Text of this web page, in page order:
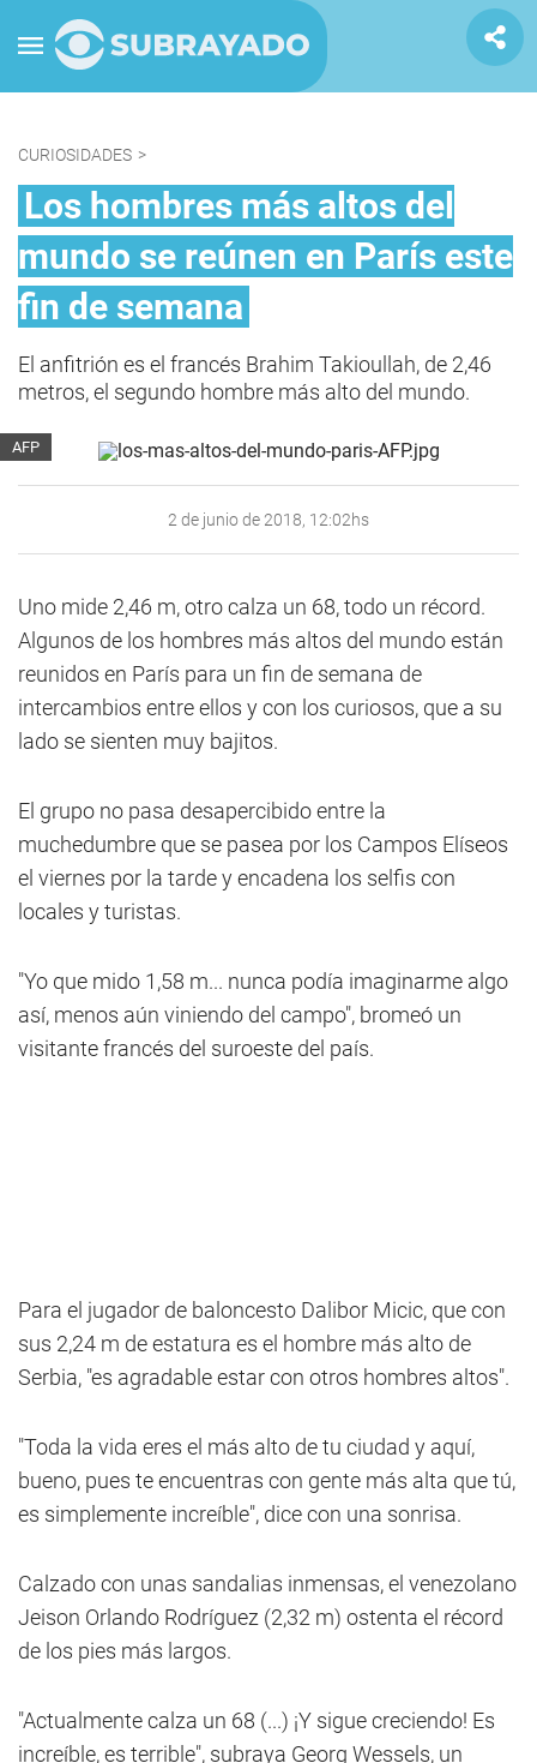
CURIOSIDADES >
Los hombres más altos del
mundo se reúnen en París este
fin de semana
El anfitrión es el francés Brahim Takioullah, de 2,46
metros, el segundo hombre más alto del mundo.
AFP
2 de junio de 2018, 12:02hs
Uno mide 2,46 m, otro calza un 68, todo un récord.
Algunos de los hombres más altos del mundo están
reunidos en París para un fin de semana de
intercambios entre ellos y con los curiosos, que a su
lado se sienten muy bajitos.
El grupo no pasa desapercibido entre la
muchedumbre que se pasea por los Campos Elíseos
el viernes por la tarde y encadena los selfis con
locales y turistas.
"Yo que mido 1,58 m... nunca podía imaginarme algo
así, menos aún viniendo del campo", bromeó un
visitante francés del suroeste del país.
Para el jugador de baloncesto Dalibor Micic, que con
sus 2,24 m de estatura es el hombre más alto de
Serbia, "es agradable estar con otros hombres altos".
"Toda la vida eres el más alto de tu ciudad y aquí,
bueno, pues te encuentras con gente más alta que tú,
es simplemente increíble", dice con una sonrisa.
Calzado con unas sandalias inmensas, el venezolano
Jeison Orlando Rodríguez (2,32 m) ostenta el récord
de los pies más largos.
"Actualmente calza un 68 (...) ¡Y sigue creciendo! Es
increíble, es terrible", subraya Georg Wessels, un